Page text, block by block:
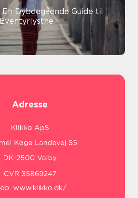
Dybdegående Guide til
Adresse
www.klikko.dk/